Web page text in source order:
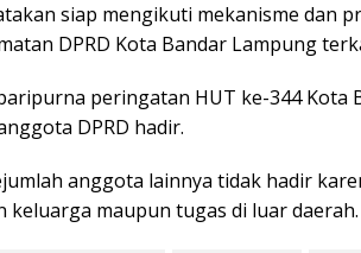
siap mengikuti mekanisme dan
DPRD Kota Bandar Lampung
peringatan HUT ke-344 Kota
DPRD hadir.
anggota lainnya tidak hadir
keluarga maupun tugas di luar daerah.